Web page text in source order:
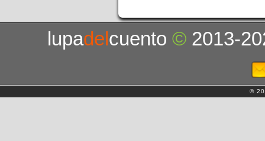
lupadelcuento© 2013-
©